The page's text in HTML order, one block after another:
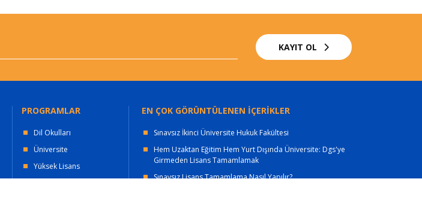
KAYIT OL
PROGRAMLAR
Dil Okulları
Üniversite
Yüksek Lisans
EN ÇOK GÖRÜNTÜLENEN İÇERİKLER
Sınavsız İkinci Üniversite Hukuk Fakültesi
Hem Uzaktan Eğitim Hem Yurt Dışında Üniversite: Dgs'ye
Girmeden Lisans Tamamlamak
Sınavsız Lisans Tamamlama Nasıl Yapılır?